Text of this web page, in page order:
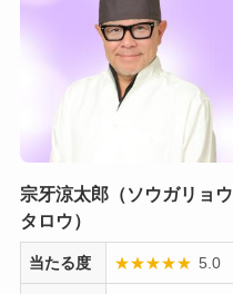
宗牙涼太郎（ソウガリョウ
タロウ）
当たる度 ★★★★★ 5.0